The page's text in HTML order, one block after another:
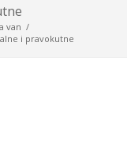
van /
i pravokutne